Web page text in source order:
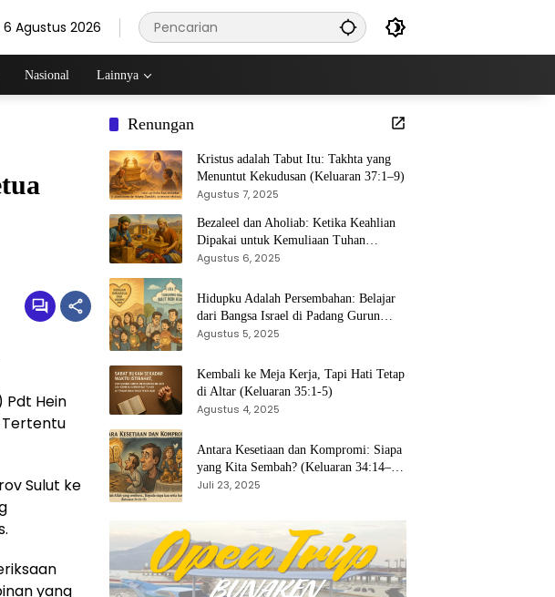
6 Agustus 2026
Nasional Lainnya
Pdt Hein
Tertentu
Sulut ke
yang
Renungan
Kristus adalah Tabut Itu: Takhta yang
Menuntut Kekudusan (Keluaran 37:1–9)
Agustus 7, 2025
Bezaleel dan Aholiab: Ketika Keahlian
Dipakai untuk Kemuliaan Tuhan
(Keluaran 36:1–7)
Agustus 6, 2025
Hidupku Adalah Persembahan: Belajar
dari Bangsa Israel di Padang Gurun
(Keluaran 35:4–29)
Agustus 5, 2025
Kembali ke Meja Kerja, Tapi Hati Tetap
di Altar (Keluaran 35:1-5)
Agustus 4, 2025
Antara Kesetiaan dan Kompromi: Siapa
yang Kita Sembah? (Keluaran 34:14–
15)
Juli 23, 2025